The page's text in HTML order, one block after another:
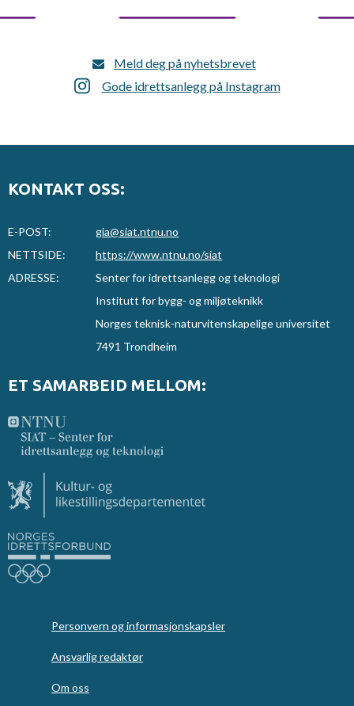
Meld deg på nyhetsbrevet
Gode idrettsanlegg på Instagram
KONTAKT OSS:
E-POST:
gia@siat.ntnu.no
NETTSIDE:
https://www.ntnu.no/siat
ADRESSE:
Senter for idrettsanlegg og teknologi
Institutt for bygg- og miljøteknikk
Norges teknisk-naturvitenskapelige universitet
7491 Trondheim
ET SAMARBEID MELLOM:
Personvern og informasjonskapsler
Ansvarlig redaktør
Om oss